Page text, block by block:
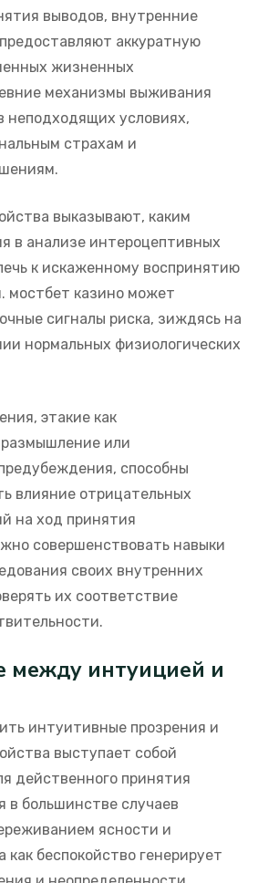
выводов, внутренние
аккуратную
жизненных
механизмы выживания
неподходящих условиях,
страхам и
выказывают, каким
в анализе интероцептивных
к искаженному воспринятию
мостбет казино может
сигналы риска, зиждясь на
нормальных физиологических
этакие как
или
способны
влияние отрицательных
на ход принятия
совершенствовать навыки
своих внутренних
их соответствие
между интуицией и
интуитивные прозрения и
выступает собой
действенного принятия
большинстве случаев
ясности и
как беспокойство генерирует